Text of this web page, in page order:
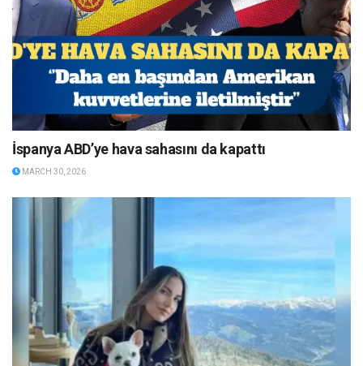
İspanya ABD’ye hava sahasını da kapattı
MARCH 30, 2026